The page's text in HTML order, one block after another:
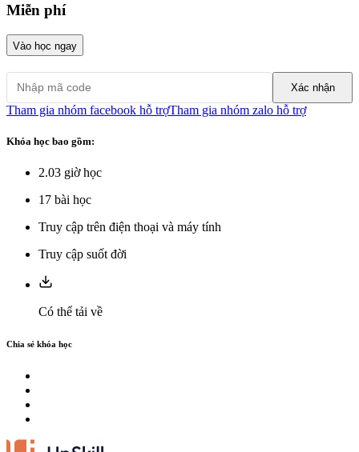
Miễn phí
Vào học ngay
Xác nhận
Tham gia nhóm facebook hỗ trợTham gia nhóm zalo hỗ trợ
Khóa học bao gồm:
2.03 giờ học
17 bài học
Truy cập trên điện thoại và máy tính
Truy cập suốt đời
Có thể tải về
Chia sẻ khóa học